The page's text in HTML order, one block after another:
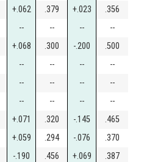
+.062 .379 +.023 .356
-- -- -- --
+.068 .300 -.200 .500
-- -- -- --
-- -- -- --
-- -- -- --
+.071 .320 -.145 .465
+.059 .294 -.076 .370
-.190 .456 +.069 .387